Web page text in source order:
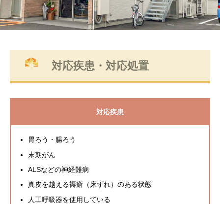
対応疾患・対応処置
対応疾患
胃ろう・腸ろう
末期がん
ALSなどの神経難病
真皮を越える褥瘡（床ずれ）のある状態
人工呼吸器を使用している